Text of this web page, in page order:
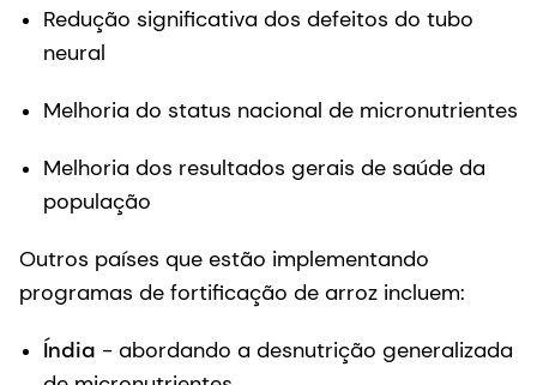
Redução significativa dos defeitos do tubo
neural
Melhoria do status nacional de micronutrientes
Melhoria dos resultados gerais de saúde da
população
Outros países que estão implementando
programas de fortificação de arroz incluem:
Índia - abordando a desnutrição generalizada